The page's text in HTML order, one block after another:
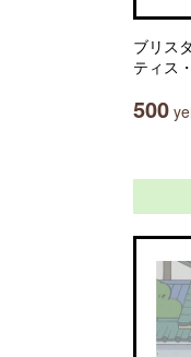
ブリス
ティス
500